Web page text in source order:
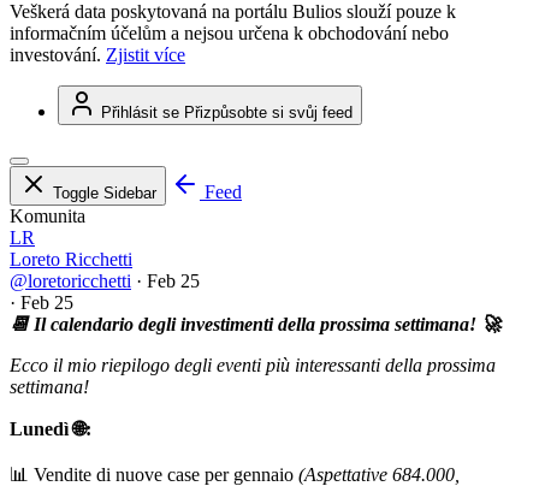
Veškerá data poskytovaná na portálu Bulios slouží pouze k
informačním účelům a nejsou určena k obchodování nebo
investování. Zjistit více
Přihlásit se Přizpůsobte si svůj feed
Toggle Sidebar
Feed
Komunita
LR
Loreto Ricchetti
@loretoricchetti · Feb 25
· Feb 25
📆 Il calendario degli investimenti della prossima settimana! 🚀
Ecco il mio riepilogo degli eventi più interessanti della prossima
settimana!
Lunedì 🌐:
📊 Vendite di nuove case per gennaio (Aspettative 684.000,